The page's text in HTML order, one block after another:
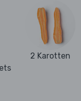
2 Karotten